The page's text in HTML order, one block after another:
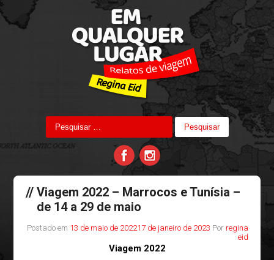
Viagem 2022 – Marrocos e Tunísia –
de 14 a 29 de maio
Postado em 13 de maio de 202217 de janeiro de 2023 Por regina
eid
Viagem 2022